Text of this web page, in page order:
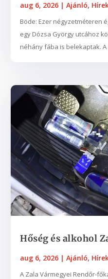
aug 6, 2026 |Ajánló,
Böde: Ezer négyzetméteren
egy Dózsa György utcához
néhány fába is belekaptak. A
Hőség és alkohol
aug 6, 2026 |Ajánló,
A Zala Vármegyei Rendőr-